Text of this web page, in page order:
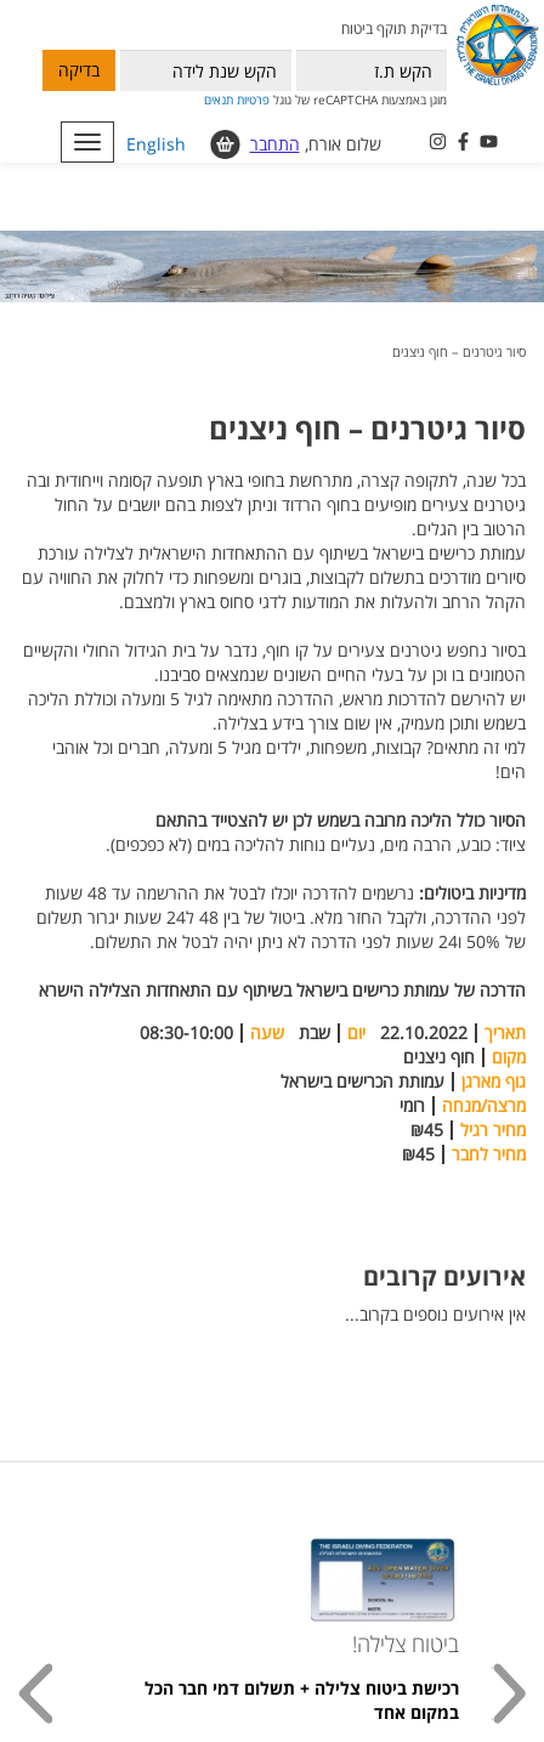
בדיקת תוקף ביטוח
בדיקה
מוגן באמצעות reCAPTCHA של גוגל פרטיות תנאים
Toggle
navigation
English שלום אורח, התחבר
סיור גיטרנים – חוף ניצנים
סיור גיטרנים – חוף ניצנים
בכל שנה, לתקופה קצרה, מתרחשת בחופי בארץ תופעה קסומה וייחודית ובה
גיטרנים צעירים מופיעים בחוף הרדוד וניתן לצפות בהם יושבים על החול
הרטוב בין הגלים.
עמותת כרישים בישראל בשיתוף עם ההתאחדות הישראלית לצלילה עורכת
סיורים מודרכים בתשלום לקבוצות, בוגרים ומשפחות כדי לחלוק את החוויה עם
הקהל הרחב ולהעלות את המודעות לדגי סחוס בארץ ולמצבם.
בסיור נחפש גיטרנים צעירים על קו חוף, נדבר על בית הגידול החולי והקשיים
הטמונים בו וכן על בעלי החיים השונים שנמצאים סביבנו.
יש להירשם להדרכות מראש, ההדרכה מתאימה לגיל 5 ומעלה וכוללת הליכה
בשמש ותוכן מעמיק, אין שום צורך בידע בצלילה.
למי זה מתאים? קבוצות, משפחות, ילדים מגיל 5 ומעלה, חברים וכל אוהבי
הים!
הסיור כולל הליכה מרובה בשמש לכן יש להצטייד בהתאם
ציוד: כובע, הרבה מים, נעליים נוחות להליכה במים (לא כפכפים).
מדיניות ביטולים:
נרשמים להדרכה יוכלו לבטל את ההרשמה עד 48 שעות
לפני ההדרכה, ולקבל החזר מלא. ביטול של בין 48 ל24 שעות יגרור תשלום
של 50% ו24 שעות לפני הדרכה לא ניתן יהיה לבטל את התשלום.
הדרכה של עמותת כרישים בישראל בשיתוף עם התאחדות הצלילה הישרא
תאריך
22.10.2022 יום שבת שעה
08:30-10:00
מקום
חוף ניצנים
גוף מארגן
עמותת הכרישים בישראל
מרצה/מנחה
רומי
מחיר רגיל
₪45
מחיר לחבר
₪45
אירועים קרובים
אין אירועים נוספים בקרוב...
ביטוח צלילה!
רכישת ביטוח צלילה + תשלום דמי חבר הכל
במקום אחד